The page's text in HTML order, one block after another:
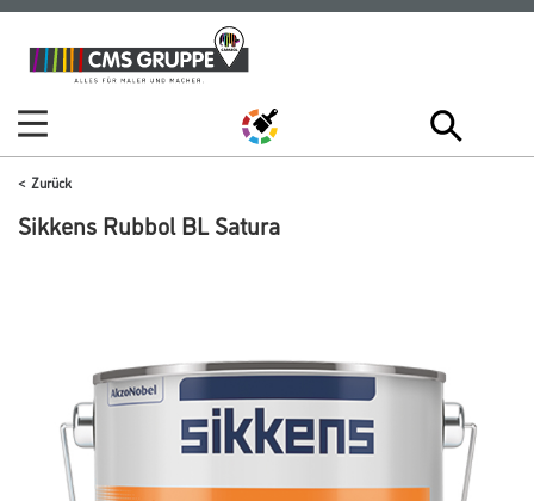
Zum
Inhalt
Zum
Navigationsmenü
Zurück
Sikkens Rubbol BL Satura